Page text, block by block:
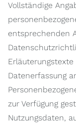
Vollständige
entsprechenden
Datenerfassung
zur Verfügung
Nutzungsdaten,